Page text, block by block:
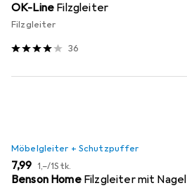
OK-Line Filzgleiter
Filzgleiter
36
Möbelgleiter + Schutzpuffer
EUR
7,99 EUR
1,–/1Stk.
Benson Home Filzgleiter mit Nagel